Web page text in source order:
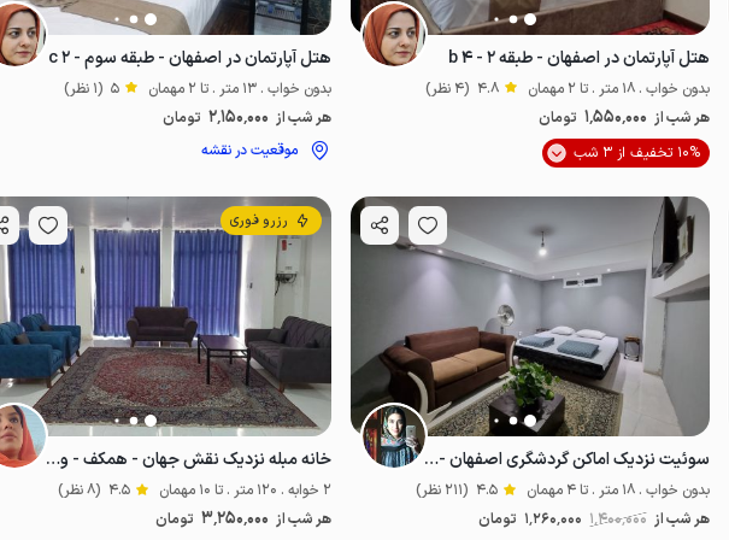
موقعیت در نقشه
هتل آپارتمان در اصفهان - طبقه ۲ - b ۴
بدون خواب . 18 متر . تا 2 مهمان 4.8 (4 نظر)
هر شب از 1٬550٬000 تومان
10% تخفیف از 3 شب
موقعیت در نقشه
هتل آپارتمان در اصفهان - طبقه سوم - c ۲
بدون خواب . 13 متر . تا 2 مهمان 5 (1 نظر)
هر شب از 2٬150٬000 تومان
موقعیت در نقشه
سوئیت نزدیک اماکن گردشگری اصفهان - واحد۱
بدون خواب . 18 متر . تا 4 مهمان 4.5 (211 نظر)
هر شب از 1٬400٬000 1٬260٬000 تومان
رزرو فوری
خانه مبله نزدیک نقش جهان - همکف - واحد ۷
2 خوابه . 120 متر . تا 10 مهمان 4.5 (8 نظر)
هر شب از 3٬250٬000 تومان